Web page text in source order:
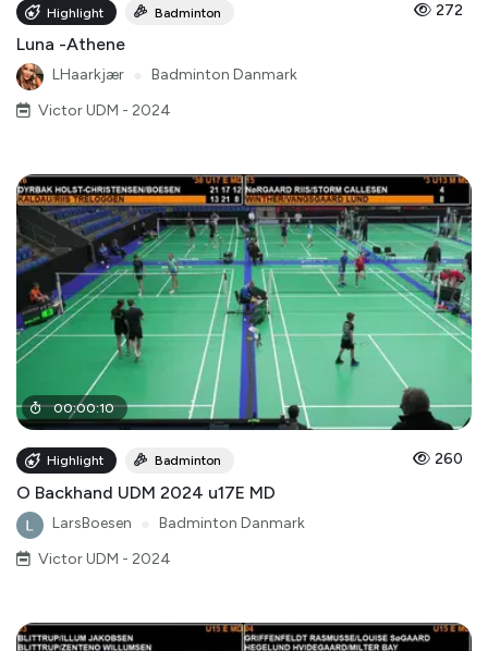
Highlight Badminton 272
Luna -Athene
LHaarkjær
Badminton Danmark
Victor UDM - 2024
00:00:10
Highlight Badminton 260
O Backhand UDM 2024 u17E MD
LarsBoesen
Badminton Danmark
Victor UDM - 2024